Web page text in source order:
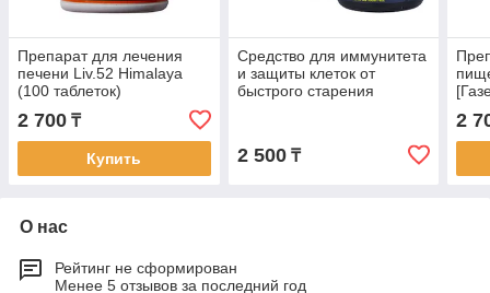
Препарат для лечения
печени Liv.52 Himalaya
(100 таблеток)
2 700 ₸
Купить
Средство для иммунитета
и защиты клеток от
быстрого старения
2 500₸
2
О нас
Рейтинг не сформирован
Менее 5 отзывов за последний год